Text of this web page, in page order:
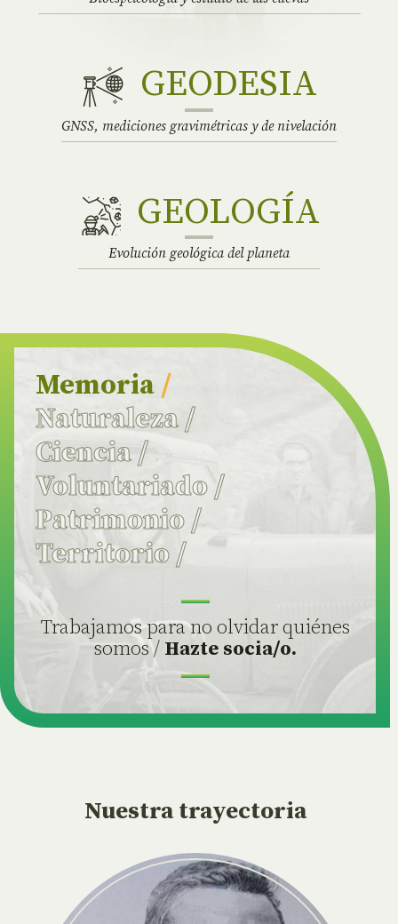
GEODESIA
GNSS, mediciones gravimétricas y de nivelación
GEOLOGÍA
Evolución geológica del planeta
Memoria /
Naturaleza/
Ciencia /
Voluntariado /
Patrimonio/
Territorio/
Trabajamos para no olvidar quiénes
somos / Hazte socia/o.
Nuestra trayectoria